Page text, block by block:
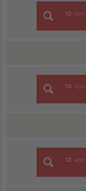
10 von
10 von
12 von